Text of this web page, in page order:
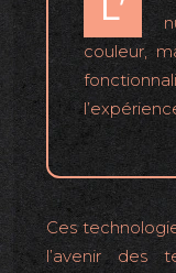
L’
couleur,
Ces
l’avenir des